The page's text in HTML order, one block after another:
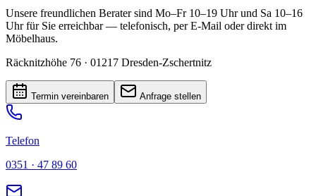
Unsere freundlichen Berater sind Mo–Fr 10–19 Uhr und Sa 10–16
Uhr für Sie erreichbar — telefonisch, per E-Mail oder direkt im
Möbelhaus.
Räcknitzhöhe 76 · 01217 Dresden-Zschertnitz
Termin vereinbaren Anfrage stellen
Telefon
0351 · 47 89 60